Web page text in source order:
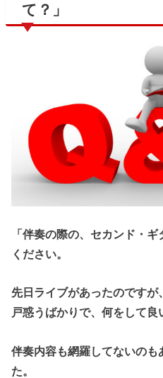
て？」
「伴奏の際の、セカンド・
ください。
先日ライブがあったのですが、
戸惑うばかりで、何をして良
伴奏内容も網羅してないのも
た。